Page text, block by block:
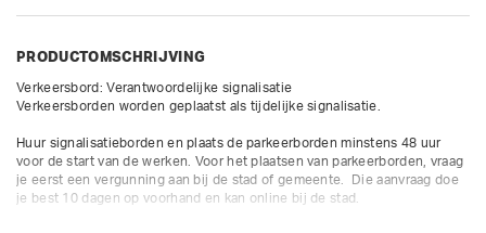
PRODUCTOMSCHRIJVING
Verkeersbord: Verantwoordelijke signalisatie
Verkeersborden worden geplaatst als tijdelijke signalisatie.
Huur signalisatieborden en plaats de parkeerborden minstens 48 uur
voor de start van de werken. Voor het plaatsen van parkeerborden, vraag
je eerst een vergunning aan bij de stad of gemeente.  Die aanvraag doe
je best 10 dagen op voorhand en kan online bij de stad.